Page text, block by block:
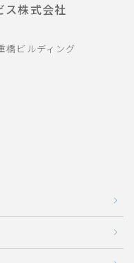
ス株式会社
橋ビルディング